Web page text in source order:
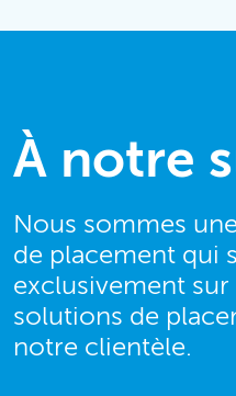
À notre
Nous sommes
de placement qui
exclusivement
solutions de
notre clientèle.